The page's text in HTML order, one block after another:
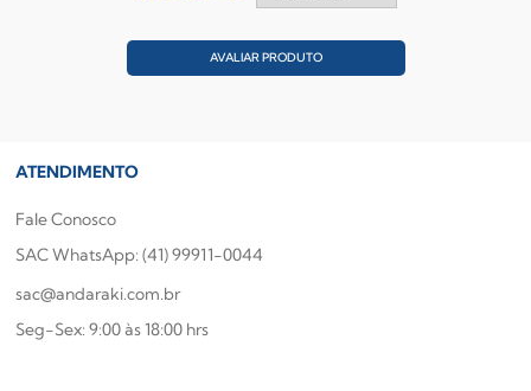
AVALIAR PRODUTO
ATENDIMENTO
Fale Conosco
SAC WhatsApp: (41) 99911-0044
sac@andaraki.com.br
Seg-Sex: 9:00 às 18:00 hrs